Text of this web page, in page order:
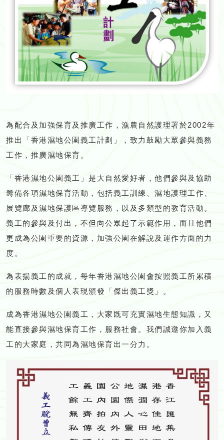
為配合及加強保育及推廣工作，漁農自然護理署於2002年
推出「香港濕地公園義工計劃」，致力鼓勵大眾參與義務
工作，推廣濕地保育。
「香港濕地公園義工」是大自然愛好者，他們參與及協助
籌備各項濕地保育活動，包括義工訓練、濕地護理工作、
展覽廊及濕地保護區導覽服務，以及多類型的教育活動。
義工的參與及付出，不但向公眾起了示範作用，而且他們
更成為公園重要的資源，加強公園在解說及運作方面的力
度。
為表揚義工的成就，每年香港濕地公園會按照義工所累積
的服務時數及個人表現頒發「傑出義工獎」。
成為香港濕地公園義工，大家既可充實濕地生態知識，又
能直接參與濕地保育工作，服務社會。我們誠邀你加入義
工的大家庭，共同為濕地保育出一分力。